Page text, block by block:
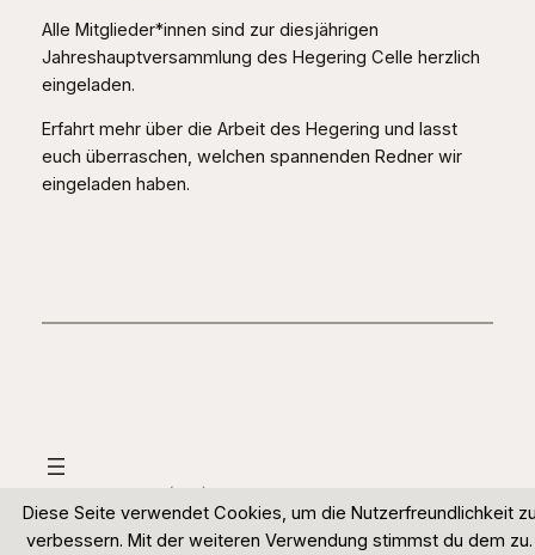
Alle Mitglieder*innen sind zur diesjährigen
Jahreshauptversammlung des Hegering Celle herzlich
eingeladen.
Erfahrt mehr über die Arbeit des Hegering und lasst
euch überraschen, welchen spannenden Redner wir
eingeladen haben.
Hegering Celle
Diese Seite verwendet Cookies, um die Nutzerfreundlichkeit
verbessern. Mit der weiteren Verwendung stimmst du dem zu.